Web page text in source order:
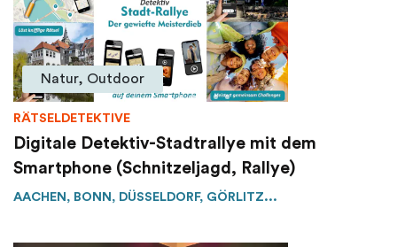
Natur, Outdoor
RÄTSELDETEKTIVE
Digitale Detektiv-Stadtrallye mit dem
Smartphone (Schnitzeljagd, Rallye)
AACHEN, BONN, DÜSSELDORF, GÖRLITZ...